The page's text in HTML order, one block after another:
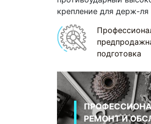
крепление для держ-
подготовка
РЕМОНТ И